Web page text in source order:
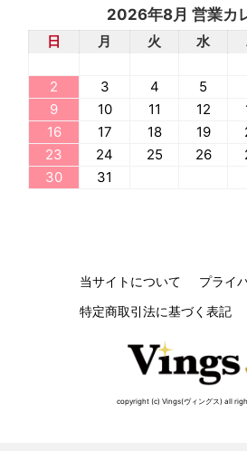
2026年8月 営業カ
日 月 火 水
2
3 4 5
9
10 11 12
16
17 18 19
23
24 25 26
30
31
当サイトについて
プライ
特定商取引法に基づく表記
copyright (c) Vings(ヴィングス) all